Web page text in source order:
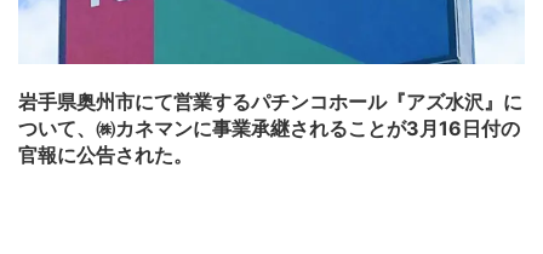
岩手県奥州市にて営業するパチンコホール『アズ水沢』に
ついて、㈱カネマンに事業承継されることが3月16日付の
官報に公告された。